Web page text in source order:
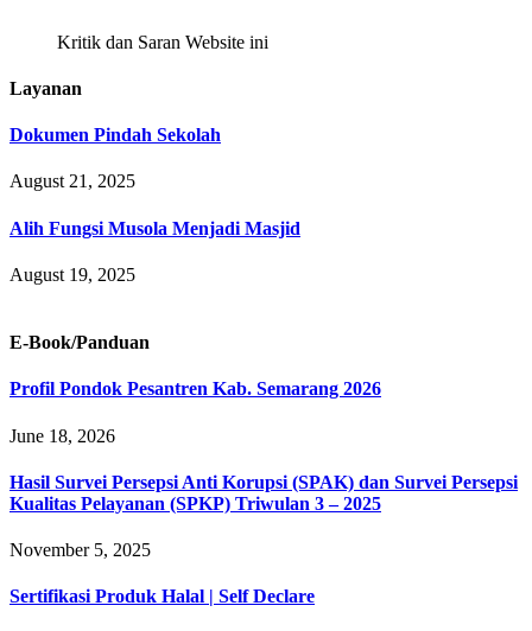
Kritik dan Saran Website ini
Layanan
Dokumen Pindah Sekolah
August 21, 2025
Alih Fungsi Musola Menjadi Masjid
August 19, 2025
E-Book/Panduan
Profil Pondok Pesantren Kab. Semarang 2026
June 18, 2026
Hasil Survei Persepsi Anti Korupsi (SPAK) dan Survei Persepsi
Kualitas Pelayanan (SPKP) Triwulan 3 – 2025
November 5, 2025
Sertifikasi Produk Halal | Self Declare